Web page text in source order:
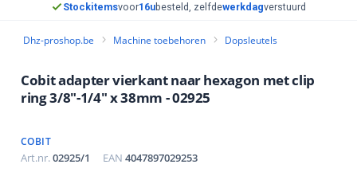
★★★★★9,4/10· 1.407klanten
Dhz-proshop.be Machine toebehoren Dopsleutels
COBIT
Cobit adapter vierkant naar hexagon met clip
ring 3/8"-1/4" x 38mm - 02925
Art.nr.02925/1 EAN 4047897029253